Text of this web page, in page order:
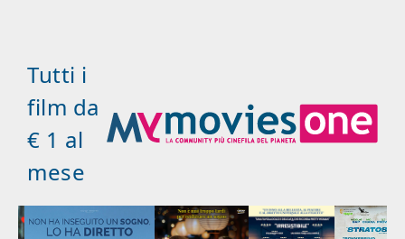
Tutti i
film da
€ 1 al
mese